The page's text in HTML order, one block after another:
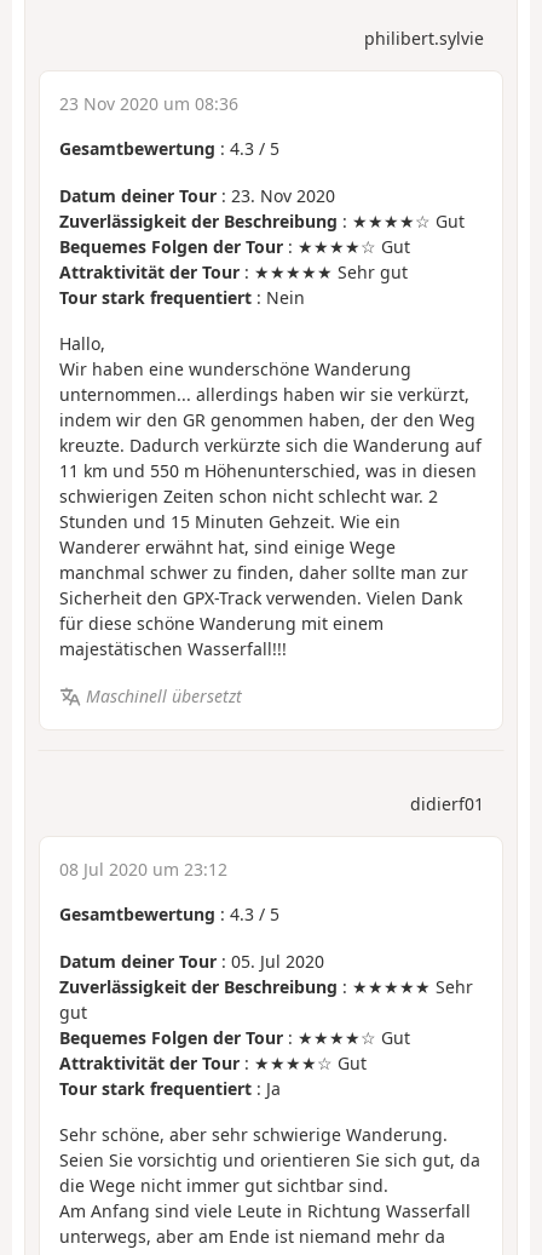
philibert.sylvie
23 Nov 2020 um 08:36
Gesamtbewertung : 4.3 / 5
Datum deiner Tour : 23. Nov 2020
Zuverlässigkeit der Beschreibung : ★★★★☆ Gut
Bequemes Folgen der Tour : ★★★★☆ Gut
Attraktivität der Tour : ★★★★★ Sehr gut
Tour stark frequentiert : Nein
Hallo,
Wir haben eine wunderschöne Wanderung
unternommen... allerdings haben wir sie verkürzt,
indem wir den GR genommen haben, der den Weg
kreuzte. Dadurch verkürzte sich die Wanderung auf
11 km und 550 m Höhenunterschied, was in diesen
schwierigen Zeiten schon nicht schlecht war. 2
Stunden und 15 Minuten Gehzeit. Wie ein
Wanderer erwähnt hat, sind einige Wege
manchmal schwer zu finden, daher sollte man zur
Sicherheit den GPX-Track verwenden. Vielen Dank
für diese schöne Wanderung mit einem
majestätischen Wasserfall!!!
Maschinell übersetzt
didierf01
08 Jul 2020 um 23:12
Gesamtbewertung : 4.3 / 5
Datum deiner Tour : 05. Jul 2020
Zuverlässigkeit der Beschreibung : ★★★★★ Sehr
gut
Bequemes Folgen der Tour : ★★★★☆ Gut
Attraktivität der Tour : ★★★★☆ Gut
Tour stark frequentiert : Ja
Sehr schöne, aber sehr schwierige Wanderung.
Seien Sie vorsichtig und orientieren Sie sich gut, da
die Wege nicht immer gut sichtbar sind.
Am Anfang sind viele Leute in Richtung Wasserfall
unterwegs, aber am Ende ist niemand mehr da